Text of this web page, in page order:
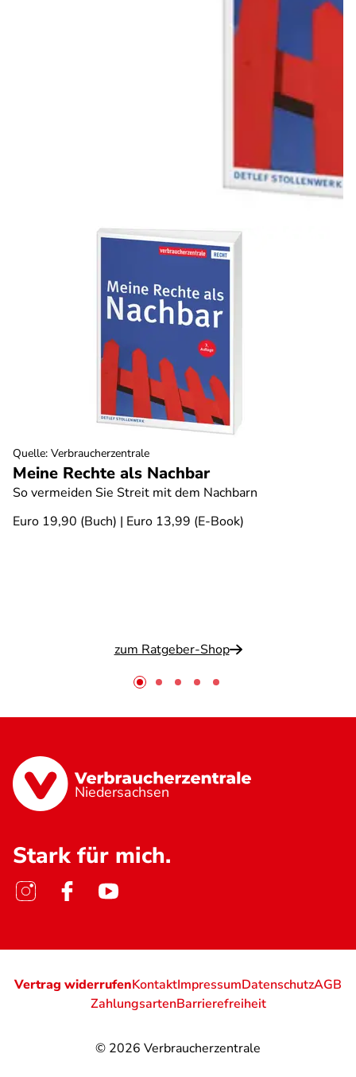
Meine Rechte als Nachbar
So vermeiden Sie Streit mit dem Nachbarn
Euro 19,90 (Buch) | Euro 13,99 (E-Book)
zum Ratgeber-Shop
Quelle: Verbraucherzentrale
Niedersachsen
Stark für mich.
© 2026 Verbraucherzentrale
Vertrag widerrufenKontaktImpressumDatenschutzAGB
ZahlungsartenBarrierefreiheit